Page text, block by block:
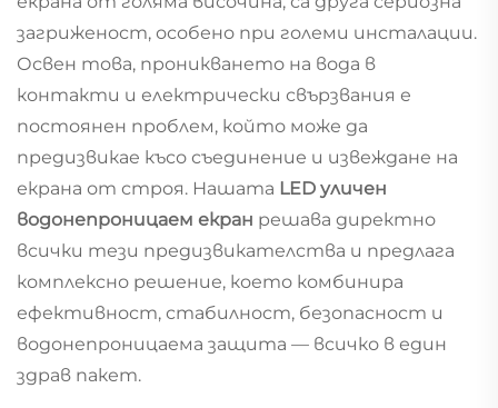
загриженост, особено при големи инсталации.
Освен това, проникването на вода в
контакти и електрически свързвания е
постоянен проблем, който може да
предизвикае късо съединение и извеждане на
екрана от строя. Нашата LED уличен
водонепроницаем екран решава директно
всички тези предизвикателства и предлага
комплексно решение, което комбинира
ефективност, стабилност, безопасност и
водонепроницаема защита — всичко в един
здрав пакет.